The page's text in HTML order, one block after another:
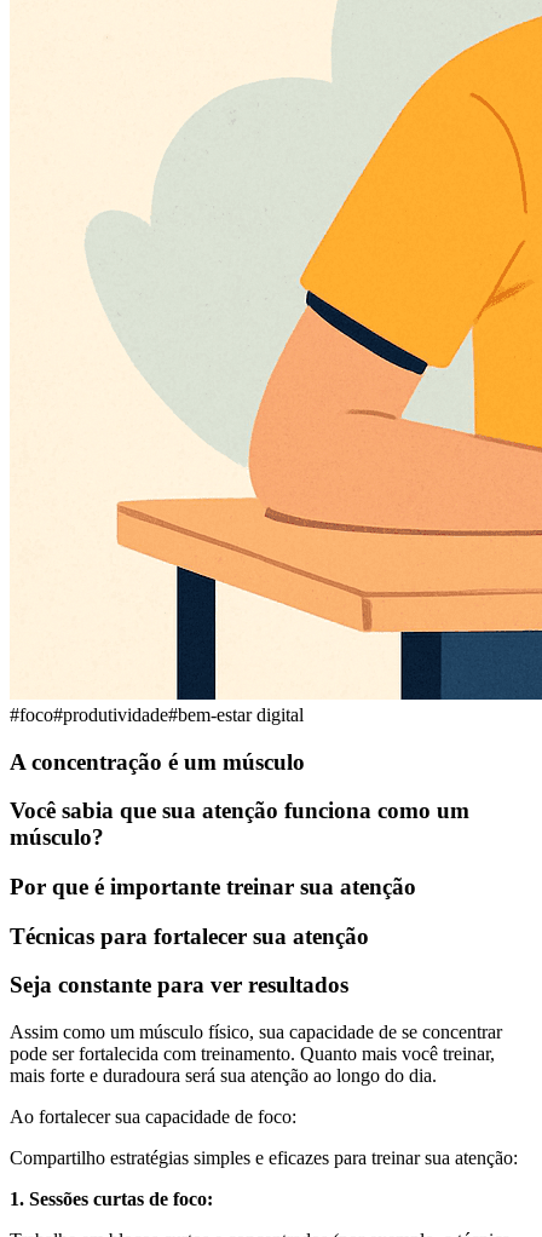
#foco#produtividade#bem-estar digital
A concentração é um músculo
Você sabia que sua atenção funciona como um
músculo?
Por que é importante treinar sua atenção
Técnicas para fortalecer sua atenção
Seja constante para ver resultados
Assim como um músculo físico, sua capacidade de se concentrar
pode ser fortalecida com treinamento. Quanto mais você treinar,
mais forte e duradoura será sua atenção ao longo do dia.
Ao fortalecer sua capacidade de foco:
Compartilho estratégias simples e eficazes para treinar sua atenção:
1. Sessões curtas de foco: